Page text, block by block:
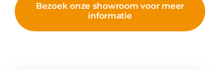
Bezoek onze showroom voor meer
informatie